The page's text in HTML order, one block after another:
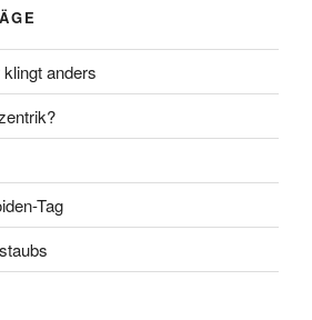
anders
Tag